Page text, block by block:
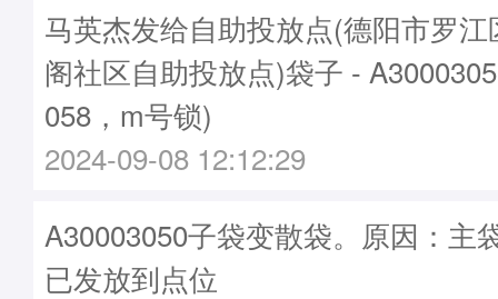
马英杰发给自助投放点(德阳市罗
阁社区自助投放点)袋子 -
058，m号锁)
2024-09-08 12:12:29
A30003050子袋变散袋。原因：主
已发放到点位